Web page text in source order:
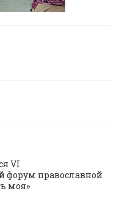
VI
православной
моя»